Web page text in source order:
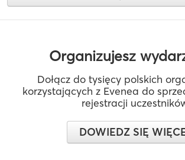
Organizujesz
Dołącz do tysięcy polskich
korzystających z Evenea do
rejestracji
DOWIEDZ SIĘ